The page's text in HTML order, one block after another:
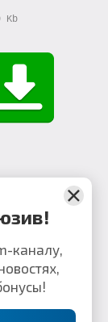
Kb
каналу,